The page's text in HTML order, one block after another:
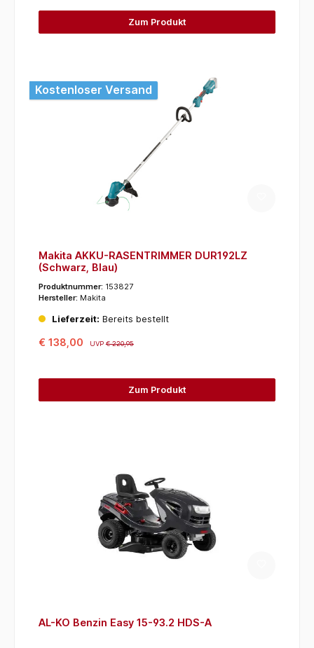
Zum Produkt
Kostenloser Versand
Makita AKKU-RASENTRIMMER DUR192LZ
(Schwarz, Blau)
Produktnummer: 153827
Hersteller: Makita
Lieferzeit: Bereits bestellt
€ 138,00 UVP€ 220,95
Zum Produkt
AL-KO Benzin Easy 15-93.2 HDS-A